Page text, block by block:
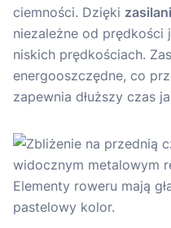
ciemności. Dzięki
niezależne od prędkości
niskich prędkościach.
energooszczędne, co
zapewnia dłuższy czas